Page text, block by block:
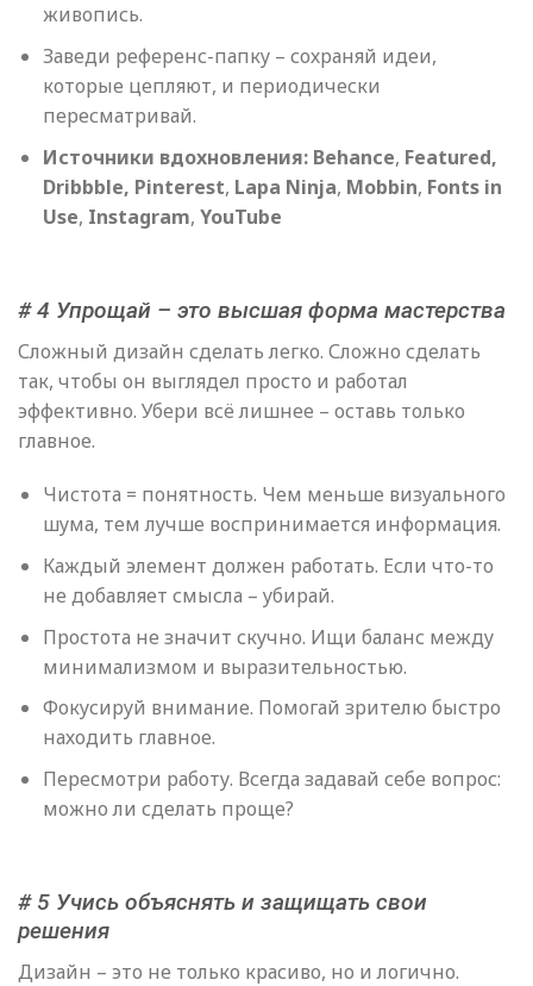
живопись.
Заведи референс-папку – сохраняй идеи,
которые цепляют, и периодически
пересматривай.
Источники вдохновления: Behance, Featured,
Dribbble, Pinterest, Lapa Ninja, Mobbin, Fonts in
Use, Instagram, YouTube
# 4 Упрощай – это высшая форма мастерства
Сложный дизайн сделать легко. Сложно сделать
так, чтобы он выглядел просто и работал
эффективно. Убери всё лишнее – оставь только
главное.
Чистота = понятность. Чем меньше визуального
шума, тем лучше воспринимается информация.
Каждый элемент должен работать. Если что-то
не добавляет смысла – убирай.
Простота не значит скучно. Ищи баланс между
минимализмом и выразительностью.
Фокусируй внимание. Помогай зрителю быстро
находить главное.
Пересмотри работу. Всегда задавай себе вопрос:
можно ли сделать проще?
# 5 Учись объяснять и защищать свои
решения
Дизайн – это не только красиво, но и логично.